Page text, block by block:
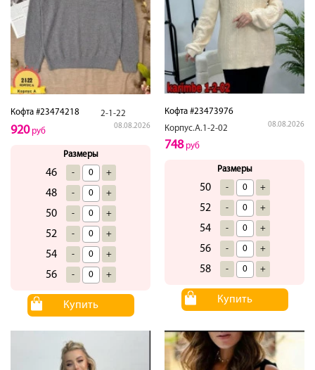
Кофта #23474218 2-1-22
08.08.2026
920руб
Размеры
46 - +
48 - +
50 - +
52 - +
54 - +
56 - +
Купить
Кофта #23473976
Корпус.А.1-2-02
08.08.2026
748руб
Размеры
50 - +
52 - +
54 - +
56 - +
58 - +
Купить